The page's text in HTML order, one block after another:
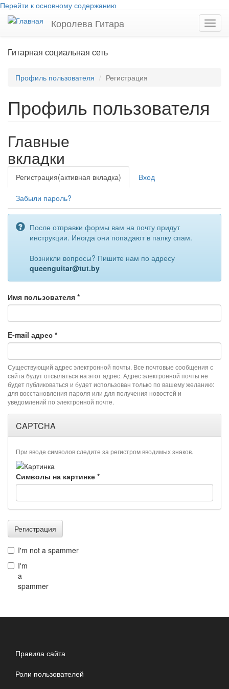
Перейти к основному содержанию
Королева Гитара
Гитарная социальная сеть
Профиль пользователя Регистрация
Профиль пользователя
Главные
вкладки
Регистрация(активная вкладка) Вход
Забыли пароль?
После отправки формы вам на почту придут
инструкции. Иногда они попадают в папку спам.
Возникли вопросы? Пишите нам по адресу
queenguitar@tut.by
Имя пользователя *
E-mail адрес *
Существующий адрес электронной почты. Все почтовые сообщения с
сайта будут отсылаться на этот адрес. Адрес электронной почты не
будет публиковаться и будет использован только по вашему желанию:
для восстановления пароля или для получения новостей и
уведомлений по электронной почте.
CAPTCHA
При вводе символов следите за регистром вводимых знаков.
Символы на картинке *
Регистрация
I'm not a spammer
I'm
a
spammer
Правила сайта
Роли пользователей